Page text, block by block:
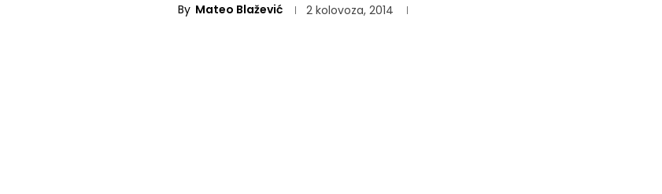
By Mateo Blažević 2 kolovoza, 2014